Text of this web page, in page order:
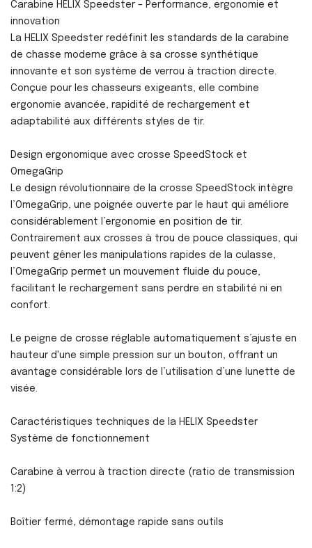
Carabine HELIX Speedster – Performance, ergonomie et
innovation
La HELIX Speedster redéfinit les standards de la carabine
de chasse moderne grâce à sa crosse synthétique
innovante et son système de verrou à traction directe.
Conçue pour les chasseurs exigeants, elle combine
ergonomie avancée, rapidité de rechargement et
adaptabilité aux différents styles de tir.
Design ergonomique avec crosse SpeedStock et
OmegaGrip
Le design révolutionnaire de la crosse SpeedStock intègre
l’OmegaGrip, une poignée ouverte par le haut qui améliore
considérablement l’ergonomie en position de tir.
Contrairement aux crosses à trou de pouce classiques, qui
peuvent gêner les manipulations rapides de la culasse,
l’OmegaGrip permet un mouvement fluide du pouce,
facilitant le rechargement sans perdre en stabilité ni en
confort.
Le peigne de crosse réglable automatiquement s’ajuste en
hauteur d'une simple pression sur un bouton, offrant un
avantage considérable lors de l’utilisation d’une lunette de
visée.
Caractéristiques techniques de la HELIX Speedster
Système de fonctionnement
Carabine à verrou à traction directe (ratio de transmission
1:2)
Boîtier fermé, démontage rapide sans outils